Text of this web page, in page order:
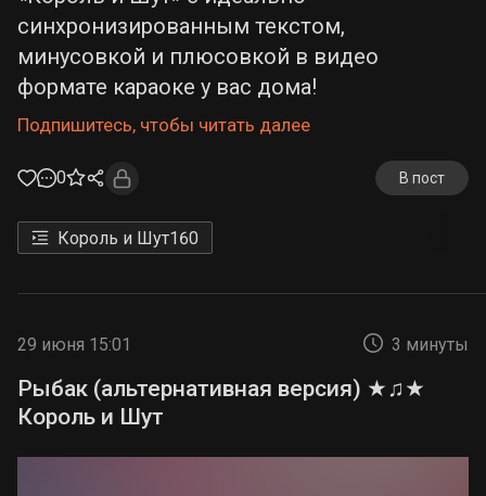
синхронизированным текстом,
минусовкой и плюсовкой в видео
формате караоке у вас дома!
Подпишитесь, чтобы читать далее
0 В пост
Король и Шут160
29 июня 15:01 3 минуты
Рыбак (альтернативная версия) ★♫★
Король и Шут